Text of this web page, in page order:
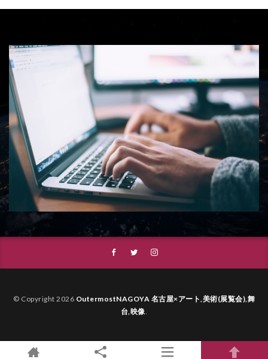
© Copyright 2026 OutermostNAGOYA 名古屋×アート,美術(展覧会),舞
台,映像.